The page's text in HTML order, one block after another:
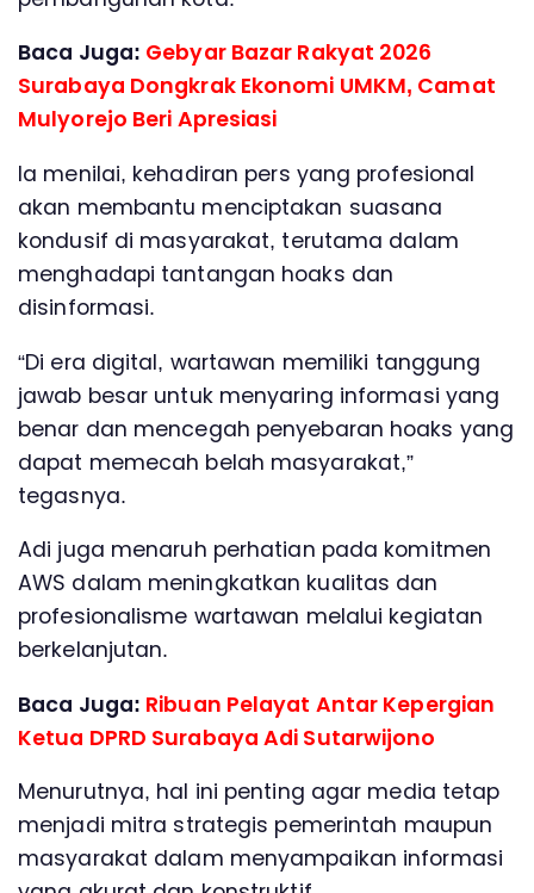
Baca Juga: Gebyar Bazar Rakyat 2026
Surabaya Dongkrak Ekonomi UMKM, Camat
Mulyorejo Beri Apresiasi
Ia menilai, kehadiran pers yang profesional
akan membantu menciptakan suasana
kondusif di masyarakat, terutama dalam
menghadapi tantangan hoaks dan
disinformasi.
“Di era digital, wartawan memiliki tanggung
jawab besar untuk menyaring informasi yang
benar dan mencegah penyebaran hoaks yang
dapat memecah belah masyarakat,”
tegasnya.
Adi juga menaruh perhatian pada komitmen
AWS dalam meningkatkan kualitas dan
profesionalisme wartawan melalui kegiatan
berkelanjutan.
Baca Juga: Ribuan Pelayat Antar Kepergian
Ketua DPRD Surabaya Adi Sutarwijono
Menurutnya, hal ini penting agar media tetap
menjadi mitra strategis pemerintah maupun
masyarakat dalam menyampaikan informasi